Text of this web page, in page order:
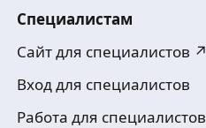
Специалистам
Сайт для специалистов ↗
Вход для специалистов
Работа для специалистов